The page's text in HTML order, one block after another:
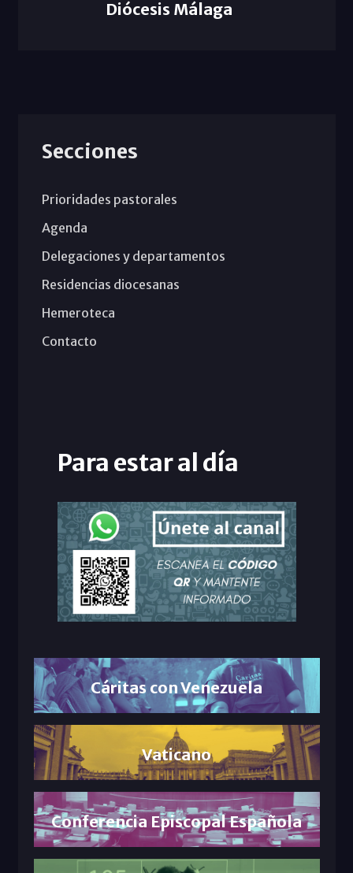
Diócesis Málaga
Secciones
Prioridades pastorales
Agenda
Delegaciones y departamentos
Residencias diocesanas
Hemeroteca
Contacto
Para estar al día
Cáritas con Venezuela
Vaticano
Conferencia Episcopal Española